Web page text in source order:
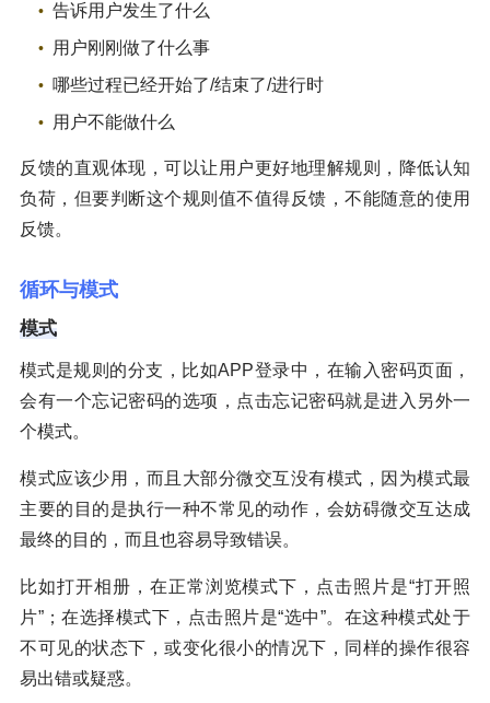
告诉用户发生了什么
用户刚刚做了什么事
哪些过程已经开始了/结束了/进行时
用户不能做什么
反馈的直观体现，可以让用户更好地理解规则，降低认知
负荷，但要判断这个规则值不值得反馈，不能随意的使用
反馈。
循环与模式
模式
模式是规则的分支，比如APP登录中，在输入密码页面，
会有一个忘记密码的选项，点击忘记密码就是进入另外一
个模式。
模式应该少用，而且大部分微交互没有模式，因为模式最
主要的目的是执行一种不常见的动作，会妨碍微交互达成
最终的目的，而且也容易导致错误。
比如打开相册，在正常浏览模式下，点击照片是“打开照
片”；在选择模式下，点击照片是“选中”。在这种模式处于
不可见的状态下，或变化很小的情况下，同样的操作很容
易出错或疑惑。